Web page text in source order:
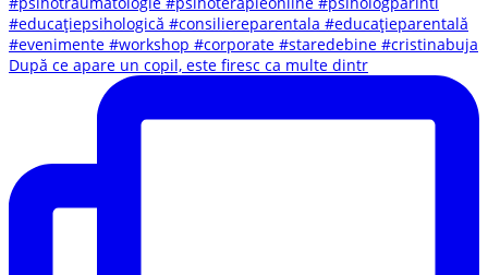
După ce apare un copil, este firesc ca multe dintr